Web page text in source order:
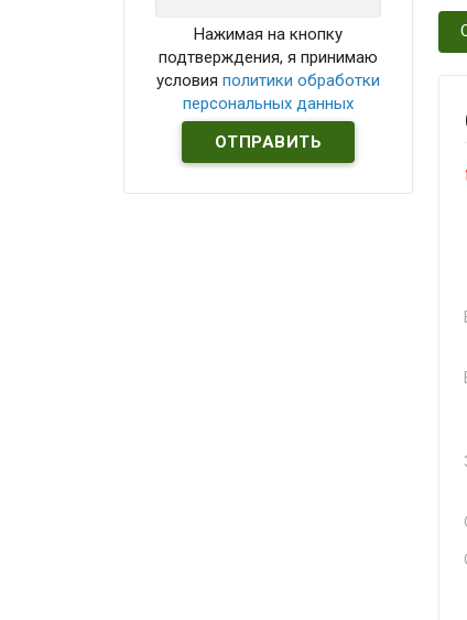
Нажимая на кнопку
подтверждения, я принимаю
условияполитики обработки
персональных данных